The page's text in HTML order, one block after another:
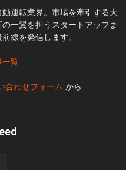
運転業界。市場を牽引する大
一翼を担うスタートアップま
線を発信します。
一覧
合わせフォーム から